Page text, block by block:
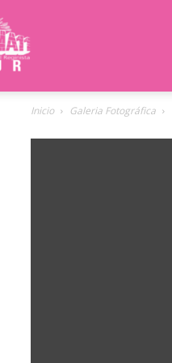
Inicio Galeria Fotográfica